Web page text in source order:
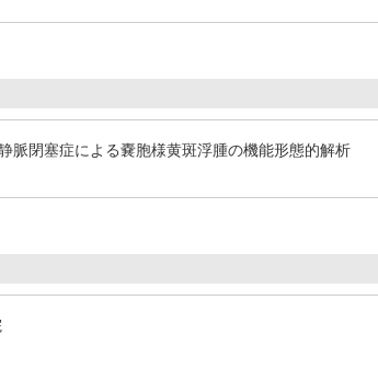
脈閉塞症による嚢胞様黄斑浮腫の機能形態的解析